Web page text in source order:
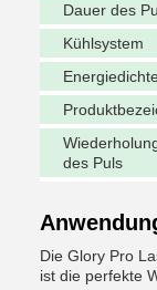
Dauer des
Kühlsystem
des Puls
Die Glory Pro
ist die perfekte